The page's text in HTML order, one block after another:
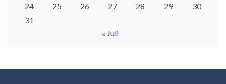
24
25 26 27 28 29
30
31
« Juli